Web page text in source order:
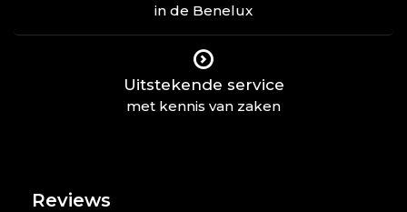
in de Benelux
Uitstekende service
met kennis van zaken
Reviews